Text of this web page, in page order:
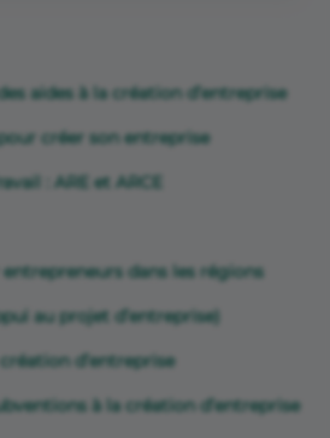
aides à la création d’entreprise
créer son entreprise
: ARE et ARCE
dans les régions
au projet d’entreprise)
d’entreprise
à la création d’entreprise